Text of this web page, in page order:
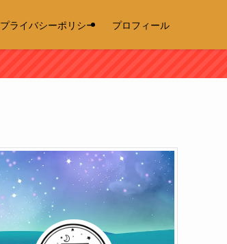
プライバシーポリシー プロフィール